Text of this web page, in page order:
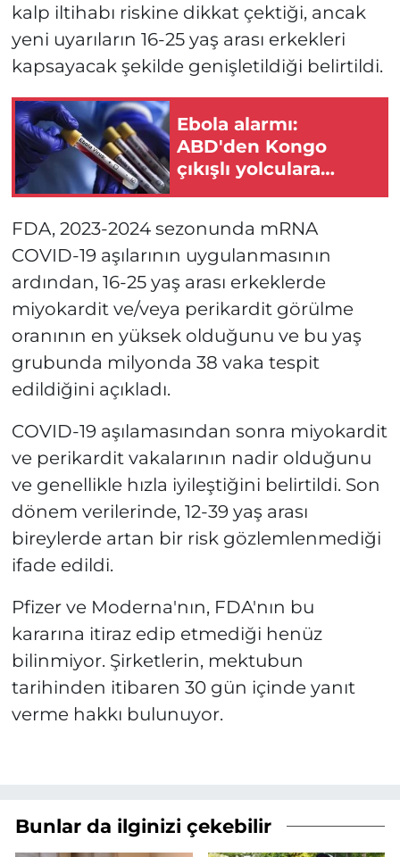
kalp iltihabı riskine dikkat çektiği, ancak
yeni uyarıların 16-25 yaş arası erkekleri
kapsayacak şekilde genişletildiği belirtildi.
Ebola alarmı:
ABD'den Kongo
çıkışlı yolculara
FDA, 2023-2024 sezonunda mRNA
COVID-19 aşılarının uygulanmasının
ardından, 16-25 yaş arası erkeklerde
miyokardit ve/veya perikardit görülme
oranının en yüksek olduğunu ve bu yaş
grubunda milyonda 38 vaka tespit
edildiğini açıkladı.
COVID-19 aşılamasından sonra miyokardit
ve perikardit vakalarının nadir olduğunu
ve genellikle hızla iyileştiğini belirtildi. Son
dönem verilerinde, 12-39 yaş arası
bireylerde artan bir risk gözlemlenmediği
ifade edildi.
Pfizer ve Moderna'nın, FDA'nın bu
kararına itiraz edip etmediği henüz
bilinmiyor. Şirketlerin, mektubun
tarihinden itibaren 30 gün içinde yanıt
verme hakkı bulunuyor.
Bunlar da ilginizi çekebilir